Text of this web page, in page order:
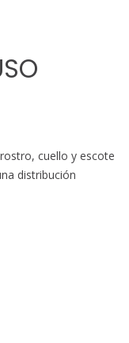
cuello y escote
distribución